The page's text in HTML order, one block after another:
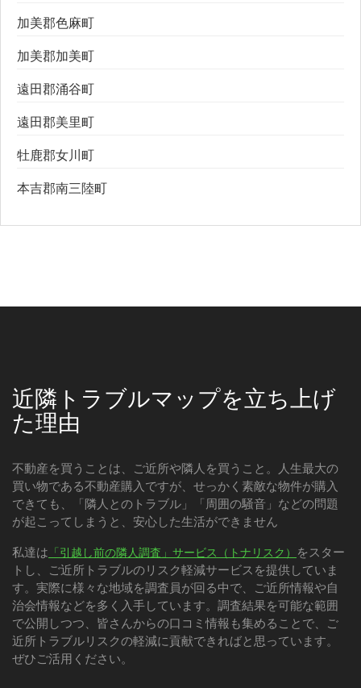
加美郡色麻町
加美郡加美町
遠田郡涌谷町
遠田郡美里町
牡鹿郡女川町
本吉郡南三陸町
近隣トラブルマップを立ち上げ
た理由
不動産を買うことは、ご近所や隣人を買うこと。人生最大の
買い物である不動産購入ですが、せっかく素敵な物件が購入
できても、「隣人とのトラブル」「周囲の騒音」などの問題
が起こってしまうと、安心した生活ができません
私達は 「引越し前の隣人調査」サービス（トナリスク） をスター
トし、ご近所トラブルのリスク軽減サービスを提供していま
す。実際に様々な地域を調査員が回る中で、ご近所情報や自
治会情報などを多く入手しています。調査結果を可能な範囲
で公開しつつ、皆さんからの口コミ情報も集めることで、ご
近所トラブルリスクの軽減に貢献できればと思っています。
ぜひご活用ください。